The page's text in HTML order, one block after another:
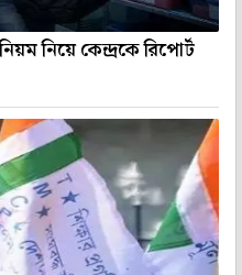
নিয়ে কেন্দ্রকে রিপোর্ট